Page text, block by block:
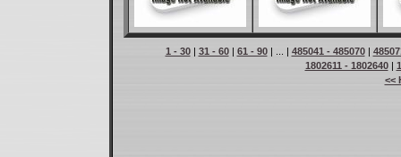
1 - 30| 31 - 60| 61 - 90| ... | 485041 - 485070|
1802611 - 1802640|
<<